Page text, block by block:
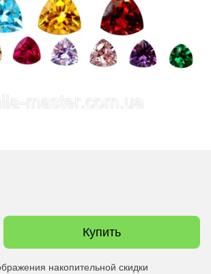
Купить
накопительной скидки